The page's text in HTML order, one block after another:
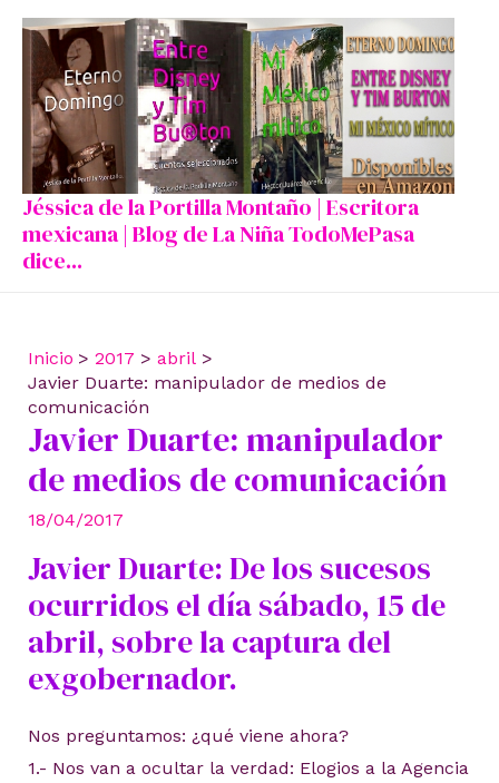
contenido
Jéssica de la Portilla Montaño | Escritora
mexicana | Blog de La Niña TodoMePasa
dice...
Inicio 2017
abril
Javier Duarte: manipulador de medios de
comunicación
Javier Duarte: manipulador
de medios de comunicación
18/04/2017
Javier Duarte: De los sucesos
ocurridos el día sábado, 15 de
abril, sobre la captura del
exgobernador.
Nos preguntamos: ¿qué viene ahora?
1.- Nos van a ocultar la verdad: Elogios a la Agencia